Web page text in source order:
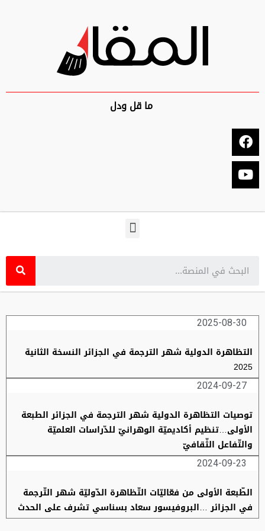
ما قل ودل
2025-08-30
التظاهرة الدولية شهر الترجمة في الجزائر النسخة الثانية
2025
2024-09-27
توصيات التظاهرة الدولية شهر الترجمة في الجزائر الطبعة
الأولى…تنظيم أكاديميّة الوهرانيّ للدّراسات العلميّة
والتّفاعل الثّقافيّ
2024-09-23
الطّبعة الأولى من فعّاليّات التّظاهرة الدّوليّة شهر التّرجمة
في الجزائر …البروفيسور سعاد بسناسي تشرف على الحدث